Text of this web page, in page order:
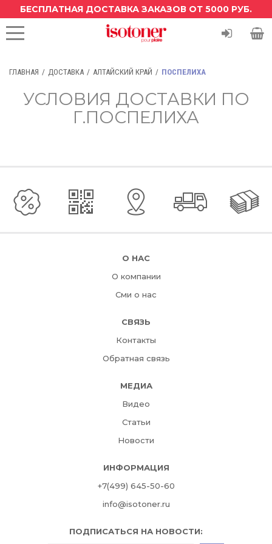
БЕСПЛАТНАЯ ДОСТАВКА ЗАКАЗОВ ОТ 5000 РУБ.
ГЛАВНАЯ ДОСТАВКА АЛТАЙСКИЙ КРАЙ ПОСПЕЛИХА
УСЛОВИЯ ДОСТАВКИ ПО
Г.ПОСПЕЛИХА
О НАС
О компании
Сми о нас
СВЯЗЬ
Контакты
Обратная связь
МЕДИА
Видео
Статьи
Новости
ИНФОРМАЦИЯ
+7(499) 645-50-60
info@isotoner.ru
ПОДПИСАТЬСЯ НА НОВОСТИ: